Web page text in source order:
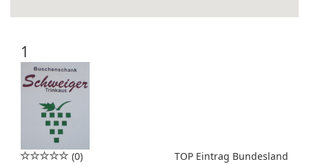
1
TOP Eintrag Bundesland
(0)